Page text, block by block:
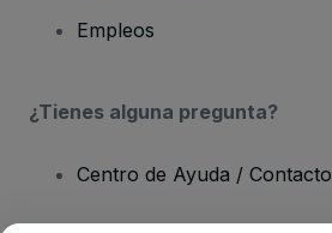
Empleos
¿Tienes alguna pregunta?
Centro de Ayuda / Contacto